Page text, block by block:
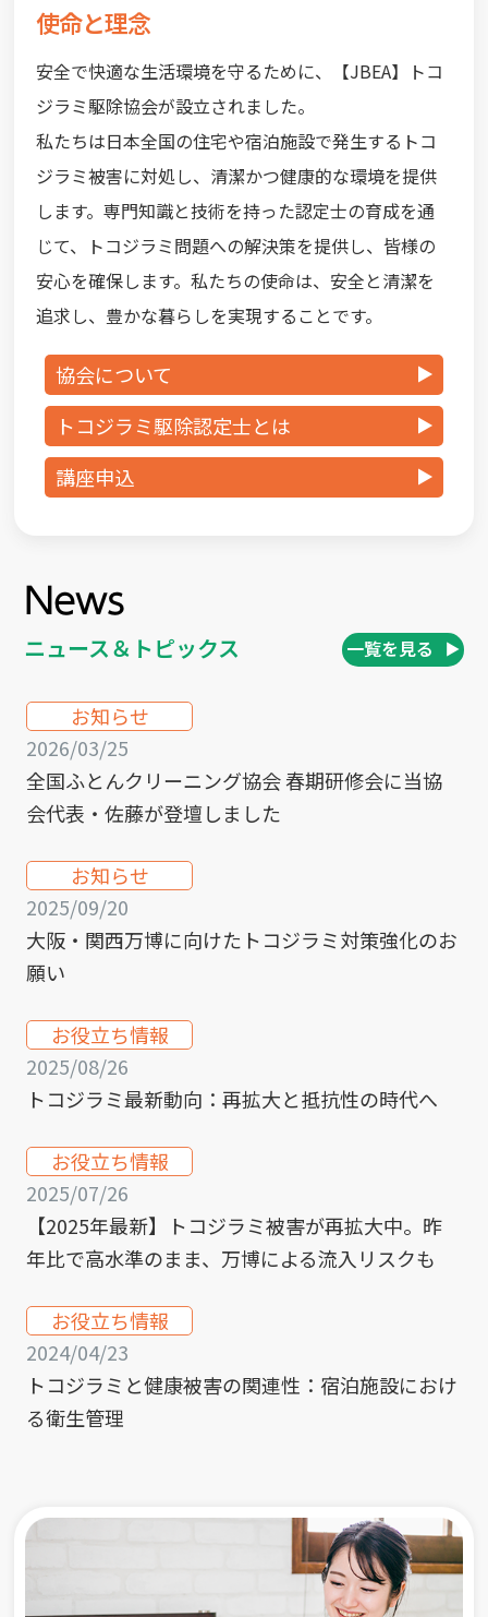
使命と理念
安全で快適な生活環境を守るために、【JBEA】トコ
ジラミ駆除協会が設立されました。
私たちは日本全国の住宅や宿泊施設で発生するトコ
ジラミ被害に対処し、 清潔かつ健康的な環境を提供
します。専門知識と技術を持った認定士の育成を通
じて、
トコジラミ問題への解決策を提供し、皆様の
安心を確保します。私たちの使命は、 安全と清潔を
追求し、豊かな暮らしを実現することです。
協会について
トコジラミ駆除認定士とは
講座申込
News
ニュース＆トピックス 一覧を見る
お知らせ
2026/03/25
全国ふとんクリーニング協会 春期研修会に当協
会代表・佐藤が登壇しました
お知らせ
2025/09/20
大阪・関西万博に向けたトコジラミ対策強化のお
願い
お役立ち情報
2025/08/26
トコジラミ最新動向：再拡大と抵抗性の時代へ
お役立ち情報
2025/07/26
【2025年最新】トコジラミ被害が再拡大中。昨
年比で高水準のまま、万博による流入リスクも
お役立ち情報
2024/04/23
トコジラミと健康被害の関連性：宿泊施設におけ
る衛生管理